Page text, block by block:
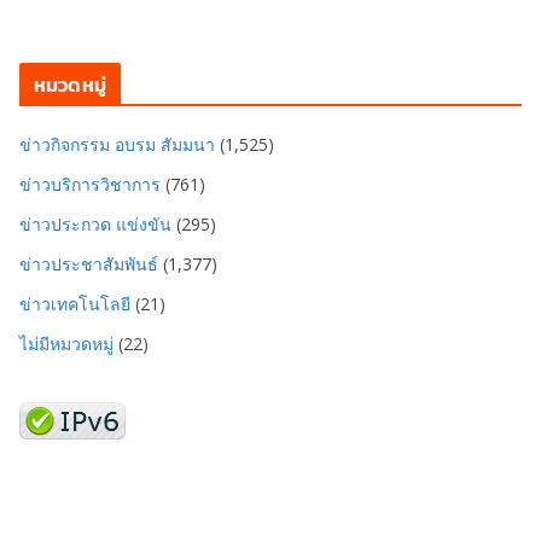
หมวดหมู่
ข่าวกิจกรรม อบรม สัมมนา (1,525)
ข่าวบริการวิชาการ (761)
ข่าวประกวด แข่งขัน (295)
ข่าวประชาสัมพันธ์ (1,377)
ข่าวเทคโนโลยี (21)
ไม่มีหมวดหมู่ (22)